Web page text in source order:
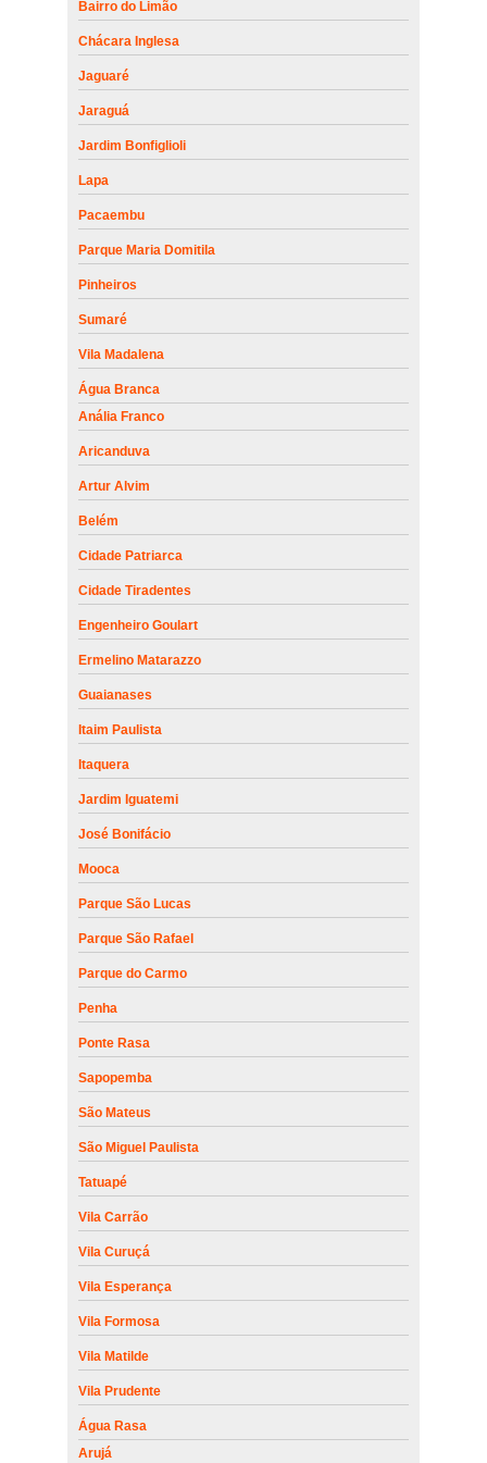
Bairro do Limão
Chácara Inglesa
Jaguaré
Jaraguá
Jardim Bonfiglioli
Lapa
Pacaembu
Parque Maria Domitila
Pinheiros
Sumaré
Vila Madalena
Água Branca
Anália Franco
Aricanduva
Artur Alvim
Belém
Cidade Patriarca
Cidade Tiradentes
Engenheiro Goulart
Ermelino Matarazzo
Guaianases
Itaim Paulista
Itaquera
Jardim Iguatemi
José Bonifácio
Mooca
Parque São Lucas
Parque São Rafael
Parque do Carmo
Penha
Ponte Rasa
Sapopemba
São Mateus
São Miguel Paulista
Tatuapé
Vila Carrão
Vila Curuçá
Vila Esperança
Vila Formosa
Vila Matilde
Vila Prudente
Água Rasa
Arujá